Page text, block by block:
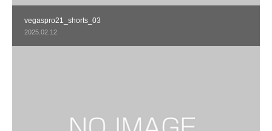
vegaspro21_shorts_03
2025.02.12